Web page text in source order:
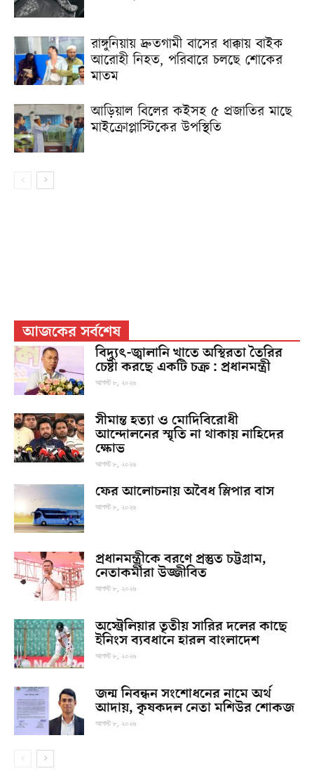
রাঙ্গুনিয়ায় দ্রুতগামী বাসের ধাক্কায় বাইক
আরোহী নিহত, পরিবারে চলছে শোকের
মাতম
আড়িয়াল বিলের কইসহ ৫ প্রজাতির মাছে
মাইক্রোপ্লাস্টিকের উপস্থিতি
আজকের সর্বশেষ
বিদ্যুৎ-জ্বালানি খাতে অস্থিরতা তৈরির
চেষ্টা করছে একটি চক্র : প্রধানমন্ত্রী
আগস্ট ৮, ২০২৬
সীমান্ত হত্যা ও মোদিবিরোধী
আন্দোলনের স্মৃতি না থাকায় নাহিদের
ক্ষোভ
আগস্ট ৮, ২০২৬
ফের আলোচনায় অবৈধ স্লিপার বাস
আগস্ট ৮, ২০২৬
প্রধানমন্ত্রীকে বরণে প্রস্তুত চট্টগ্রাম,
নেতাকর্মীরা উজ্জীবিত
আগস্ট ৮, ২০২৬
অস্ট্রেলিয়ার তৃতীয় সারির দলের কাছে
ইনিংস ব্যবধানে হারল বাংলাদেশ
আগস্ট ৮, ২০২৬
জন্ম নিবন্ধন সংশোধনের নামে অর্থ
আদায়, কৃষকদল নেতা মশিউর শোকজ
আগস্ট ৮, ২০২৬